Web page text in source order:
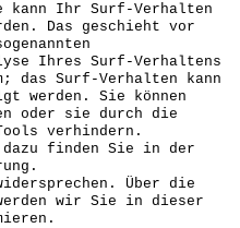
kann Ihr Surf-Verhalten
Das geschieht vor
Ihres Surf-Verhaltens
das Surf-Verhalten kann
werden. Sie können
oder sie durch die
verhindern.
finden Sie in der
Über die
wir Sie in dieser